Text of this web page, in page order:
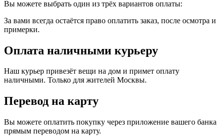
Вы можете выбрать один из трёх вариантов оплаты:
За вами всегда остаётся право оплатить заказ, после осмотра и
примерки.
Оплата наличными курьеру
Наш курьер привезёт вещи на дом и примет оплату
наличными. Только для жителей Москвы.
Перевод на карту
Вы можете оплатить покупку через приложение вашего банка
прямым переводом на карту.